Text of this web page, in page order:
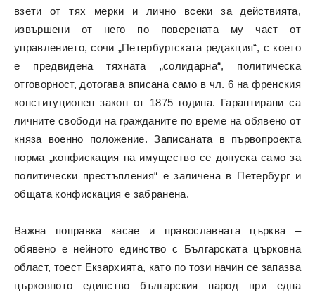
взети от тях мерки и лично всеки за действията,
извършени от него по поверената му част от
управлението, сочи „Петербургската редакция“, с което
е предвидена тяхната „солидарна“, политическа
отговорност, дотогава вписана само в чл. 6 на френския
конституционен закон от 1875 година. Гарантирани са
личните свободи на гражданите по време на обявено от
княза военно положение. Записаната в първопроекта
норма „конфискация на имущество се допуска само за
политически престъпления“ е заличена в Петербург и
общата конфискация е забранена.
Важна поправка касае и православната църква –
обявено е нейното единство с Българската църковна
област, тоест Екзархията, като по този начин се запазва
църковното единство българския народ при една